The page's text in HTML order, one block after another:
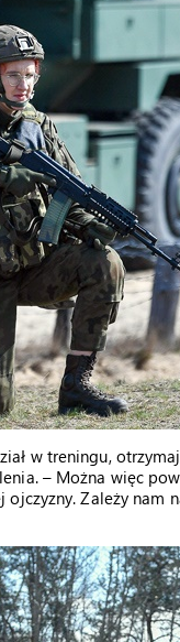
w treningu,
– Można więc
Zależy nam